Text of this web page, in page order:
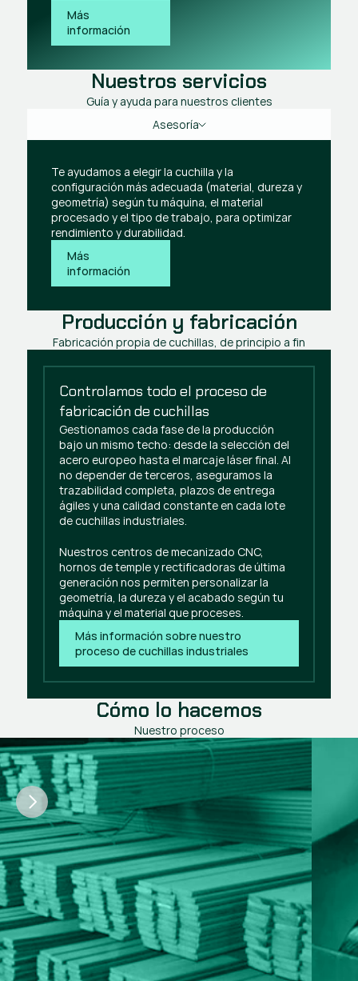
Más
información
Nuestros servicios
Guía y ayuda para nuestros clientes
Asesoría
Te ayudamos a elegir la cuchilla y la
configuración más adecuada (material, dureza y
geometría) según tu máquina, el material
procesado y el tipo de trabajo, para optimizar
rendimiento y durabilidad.
Más
información
Producción y fabricación
Fabricación propia de cuchillas, de principio a fin
Controlamos todo el proceso de
fabricación de cuchillas
Gestionamos cada fase de la producción
bajo un mismo techo: desde la selección del
acero europeo hasta el marcaje láser final. Al
no depender de terceros, aseguramos la
trazabilidad completa, plazos de entrega
ágiles y una calidad constante en cada lote
de cuchillas industriales.
Nuestros centros de mecanizado CNC,
hornos de temple y rectificadoras de última
generación nos permiten personalizar la
geometría, la dureza y el acabado según tu
máquina y el material que proceses.
Más información sobre nuestro
proceso de cuchillas industriales
Cómo lo hacemos
Nuestro proceso